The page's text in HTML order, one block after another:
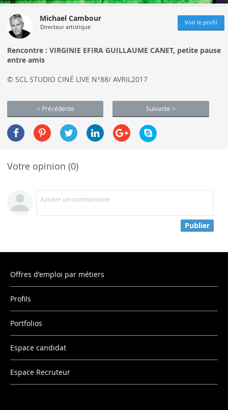
Michael Cambour
Directeur artistique
Voir le profil
Rencontre : VIRGINIE EFIRA GUILLAUME CANET, petite pause
entre amis
© SCL STUDIO CINÉ LIVE N°88/ AVRIL2017
< Précédente Suivante >
Votre opinion (0)
Ajouter un commentaire
Publier
Offres d'emploi par métiers
Profils
Portfolios
Espace candidat
Espace Recruteur